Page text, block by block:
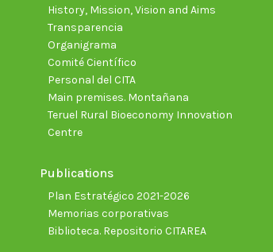
History, Mission, Vision and Aims
Transparencia
Organigrama
Comité Científico
Personal del CITA
Main premises. Montañana
Teruel Rural Bioeconomy Innovation
Centre
Publications
Plan Estratégico 2021-2026
Memorias corporativas
Biblioteca. Repositorio CITAREA